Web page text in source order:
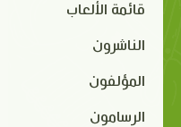
قائمة الألعاب
الناشرون
المؤلفون
الرسامون